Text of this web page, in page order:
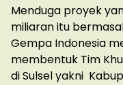
Menduga proyek
miliaran itu
Gempa Indonesia
membentuk Tim
di Sulsel yakni